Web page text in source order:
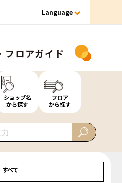
Language
フロアガイド
ショップ名
から探す
フロア
から探す
すべて